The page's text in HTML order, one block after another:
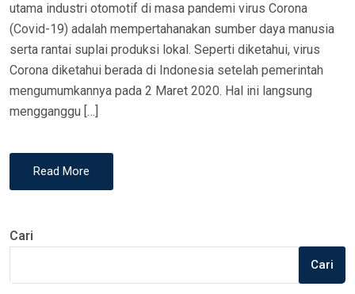
utama industri otomotif di masa pandemi virus Corona
(Covid-19) adalah mempertahanakan sumber daya manusia
serta rantai suplai produksi lokal. Seperti diketahui, virus
Corona diketahui berada di Indonesia setelah pemerintah
mengumumkannya pada 2 Maret 2020. Hal ini langsung
mengganggu […]
Read More
Cari
Cari